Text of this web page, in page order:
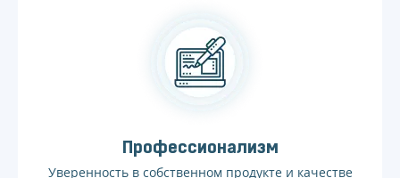
Профессионализм
Уверенность в собственном продукте и качестве